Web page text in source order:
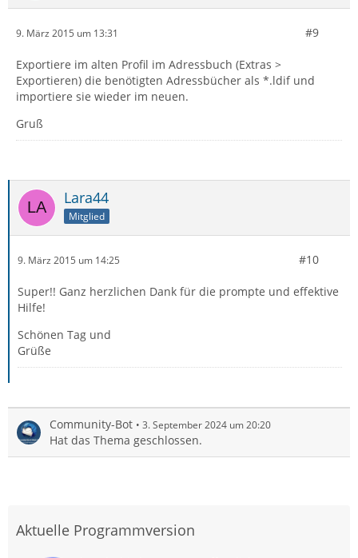
9. März 2015 um 13:31 #9
Exportiere im alten Profil im Adressbuch (Extras >
Exportieren) die benötigten Adressbücher als *.ldif und
importiere sie wieder im neuen.
Gruß
Lara44
Mitglied
9. März 2015 um 14:25 #10
Super!! Ganz herzlichen Dank für die prompte und effektive
Hilfe!
Schönen Tag und
Grüße
Community-Bot 3. September 2024 um 20:20
Hat das Thema geschlossen.
Aktuelle Programmversion